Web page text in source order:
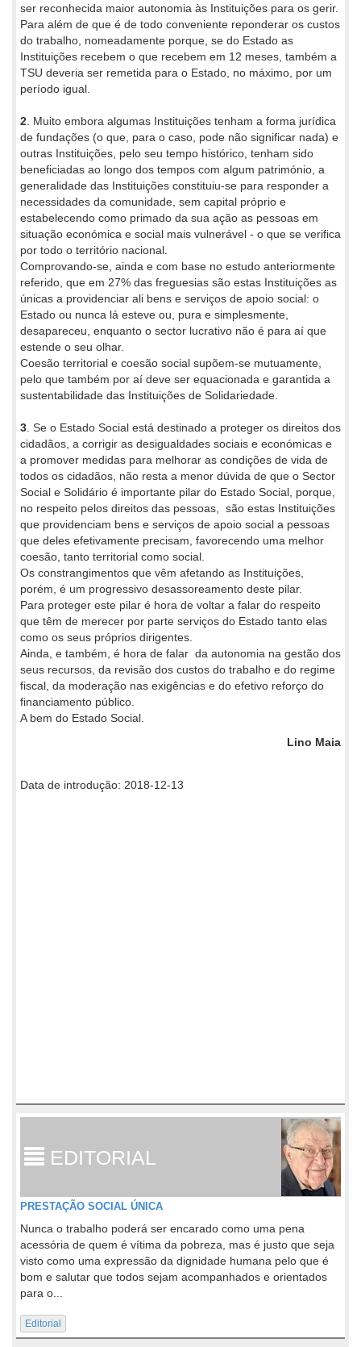
ser reconhecida maior autonomia às Instituições para os gerir.
Para além de que é de todo conveniente reponderar os custos
do trabalho, nomeadamente porque, se do Estado as
Instituições recebem o que recebem em 12 meses, também a
TSU deveria ser remetida para o Estado, no máximo, por um
período igual.
2 . Muito embora algumas Instituições tenham a forma jurídica
de fundações (o que, para o caso, pode não significar nada) e
outras Instituições, pelo seu tempo histórico, tenham sido
beneficiadas ao longo dos tempos com algum património, a
generalidade das Instituições constituiu-se para responder a
necessidades da comunidade, sem capital próprio e
estabelecendo como primado da sua ação as pessoas em
situação económica e social mais vulnerável - o que se verifica
por todo o território nacional.
Comprovando-se, ainda e com base no estudo anteriormente
referido, que em 27% das freguesias são estas Instituições as
únicas a providenciar ali bens e serviços de apoio social: o
Estado ou nunca lá esteve ou, pura e simplesmente,
desapareceu, enquanto o sector lucrativo não é para aí que
estende o seu olhar.
Coesão territorial e coesão social supõem-se mutuamente,
pelo que também por aí deve ser equacionada e garantida a
sustentabilidade das Instituições de Solidariedade.
3 . Se o Estado Social está destinado a proteger os direitos dos
cidadãos, a corrigir as desigualdades sociais e económicas e
a promover medidas para melhorar as condições de vida de
todos os cidadãos, não resta a menor dúvida de que o Sector
Social e Solidário é importante pilar do Estado Social, porque,
no respeito pelos direitos das pessoas, são estas Instituições
que providenciam bens e serviços de apoio social a pessoas
que deles efetivamente precisam, favorecendo uma melhor
coesão, tanto territorial como social.
Os constrangimentos que vêm afetando as Instituições,
porém, é um progressivo desassoreamento deste pilar.
Para proteger este pilar é hora de voltar a falar do respeito
que têm de merecer por parte serviços do Estado tanto elas
como os seus próprios dirigentes.
Ainda, e também, é hora de falar da autonomia na gestão dos
seus recursos, da revisão dos custos do trabalho e do regime
fiscal, da moderação nas exigências e do efetivo reforço do
financiamento público.
A bem do Estado Social.
Lino Maia
Data de introdução: 2018-12-13
EDITORIAL
PRESTAÇÃO SOCIAL ÚNICA
Nunca o trabalho poderá ser encarado como uma pena
acessória de quem é vítima da pobreza, mas é justo que seja
visto como uma expressão da dignidade humana pelo que é
bom e salutar que todos sejam acompanhados e orientados
para o...
Editorial